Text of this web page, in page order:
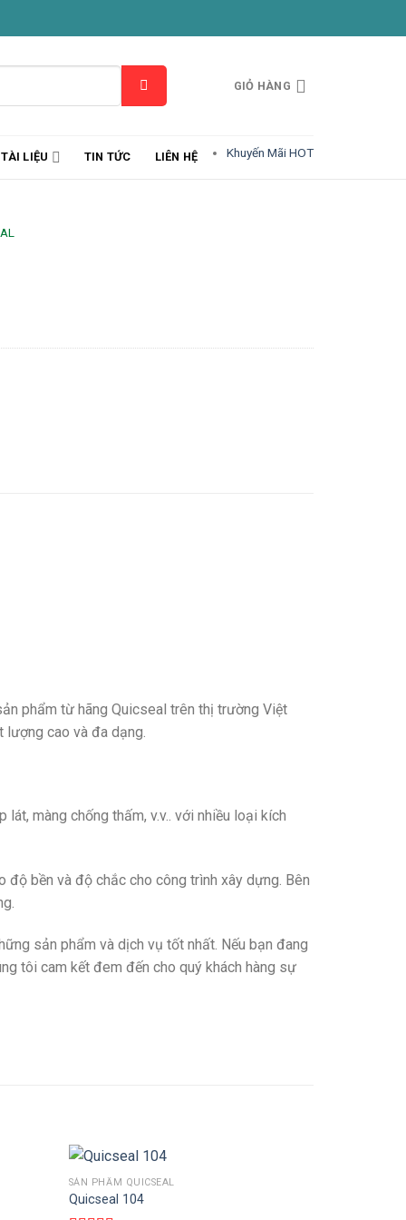
GIỎ HÀNG
TÀI LIỆU TIN TỨC LIÊN HỆ Khuyến Mãi HOT
phẩm từ hãng Quicseal trên thị trường Việt
lượng cao và đa dạng.
màng chống thấm, v.v.. với nhiều loại kích
bền và độ chắc cho công trình xây dựng. Bên
sản phẩm và dịch vụ tốt nhất. Nếu bạn đang
tôi cam kết đem đến cho quý khách hàng sự
THÊM VÀO GIỎ HÀNG
SẢN PHẨM QUICSEAL
Quicseal 104